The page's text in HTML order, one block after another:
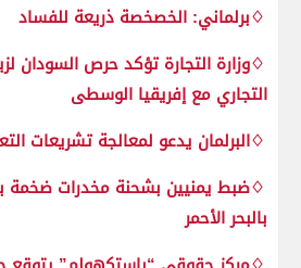
♢برلماني: الخصخصة ذريعة للفساد
♢وزارة التجارة تؤكد حرص السودان
التجاري مع إفريقيا الوسطى
♢البرلمان يدعو لمعالجة تشريعات
♢ضبط يمنيين بشحنة مخدرات ضخمة
بالبحر الأحمر